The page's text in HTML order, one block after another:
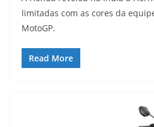
limitadas com as cores da
MotoGP.
Read More